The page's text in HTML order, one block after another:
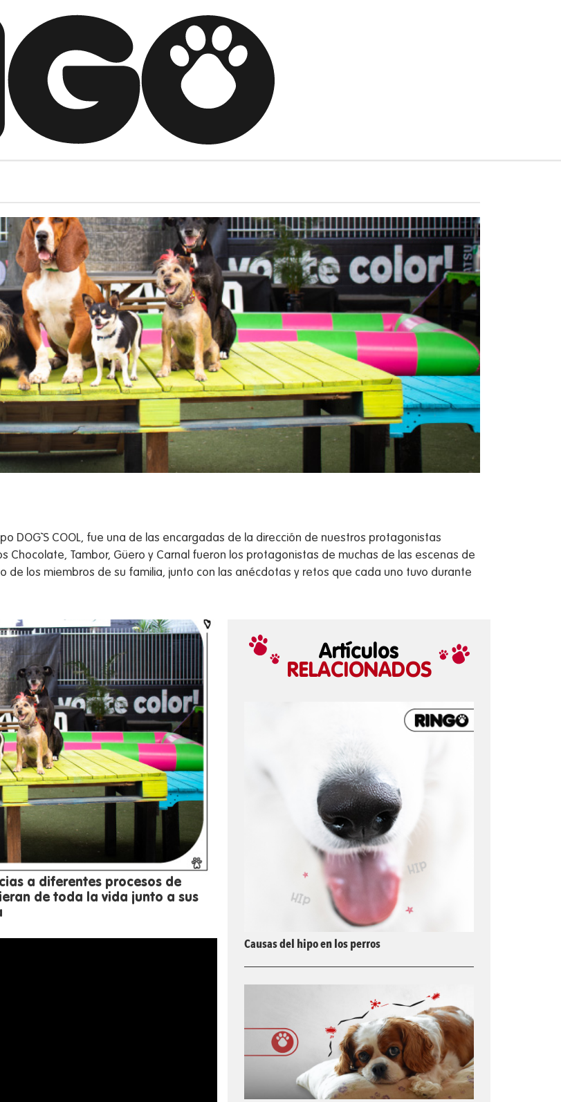
DOG`S COOL, fue una de las encargadas de la dirección de nuestros protagonistas
Chocolate, Tambor, Güero y Carnal fueron los protagonistas de muchas de las escenas de
de los miembros de su familia, junto con las anécdotas y retos que cada uno tuvo durante
a diferentes procesos de
de toda la vida junto a sus
Artículos
RELACIONADOS
Causas del hipo en los perros